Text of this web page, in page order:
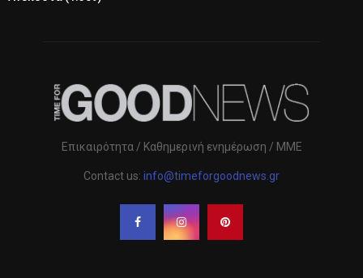
Επικαιρότητα / Καθημερινή ενημέρωση / ΜΜΕ
Contact us: info@timeforgoodnews.gr